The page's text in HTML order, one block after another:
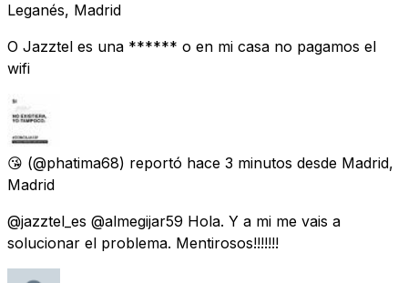
Leganés, Madrid
O Jazztel es una ****** o en mi casa no pagamos el
wifi
😘 (@phatima68) reportó hace 3 minutos desde Madrid,
Madrid
@jazztel_es @almegijar59 Hola. Y a mi me vais a
solucionar el problema. Mentirosos!!!!!!!